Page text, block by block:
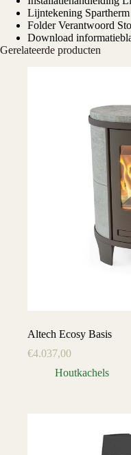
Lijntekening
Folder Verantwoord
Download
Gerelateerde producten
Altech Ecosy Basis
€4.037,00
Houtkachels